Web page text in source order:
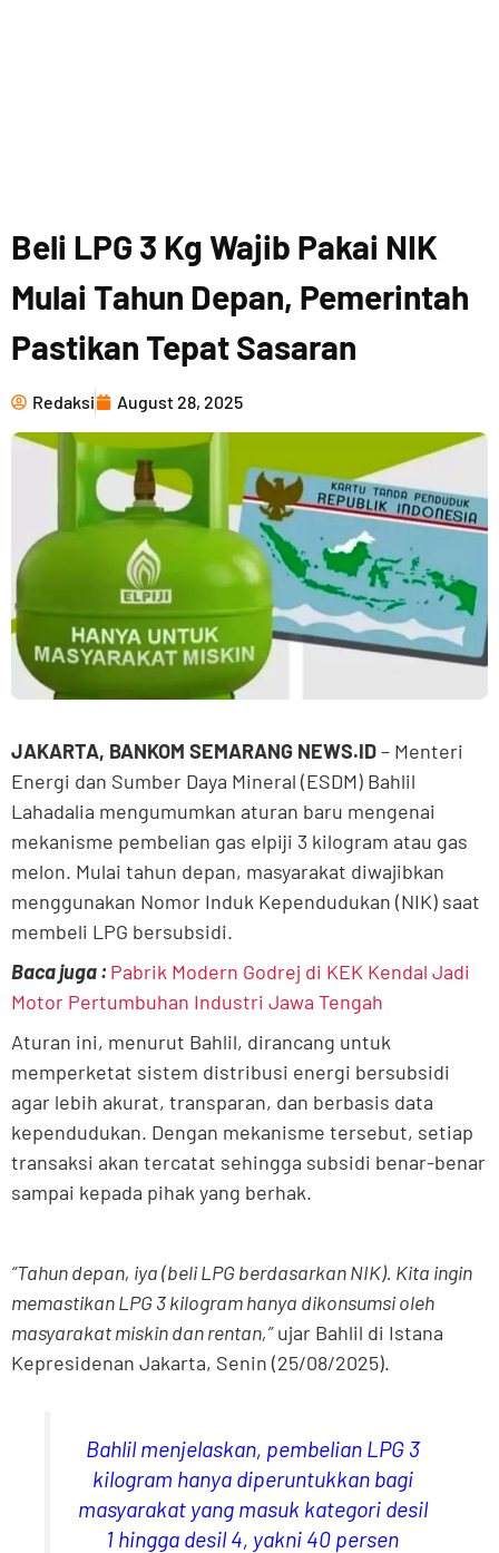
Beli LPG 3 Kg Wajib Pakai NIK
Mulai Tahun Depan, Pemerintah
Pastikan Tepat Sasaran
Redaksi August 28, 2025
JAKARTA, BANKOM SEMARANG NEWS.ID– Menteri
Energi dan Sumber Daya Mineral (ESDM) Bahlil
Lahadalia mengumumkan aturan baru mengenai
mekanisme pembelian gas elpiji 3 kilogram atau gas
melon. Mulai tahun depan, masyarakat diwajibkan
menggunakan Nomor Induk Kependudukan (NIK) saat
membeli LPG bersubsidi.
Baca juga : Pabrik Modern Godrej di KEK Kendal Jadi
Motor Pertumbuhan Industri Jawa Tengah
Aturan ini, menurut Bahlil, dirancang untuk
memperketat sistem distribusi energi bersubsidi
agar lebih akurat, transparan, dan berbasis data
kependudukan. Dengan mekanisme tersebut, setiap
transaksi akan tercatat sehingga subsidi benar-benar
sampai kepada pihak yang berhak.
“Tahun depan, iya (beli LPG berdasarkan NIK). Kita ingin
memastikan LPG 3 kilogram hanya dikonsumsi oleh
masyarakat miskin dan rentan,”ujar Bahlil di Istana
Kepresidenan Jakarta, Senin (25/08/2025).
Bahlil menjelaskan, pembelian LPG 3
kilogram hanya diperuntukkan bagi
masyarakat yang masuk kategori desil
1 hingga desil 4, yakni 40 persen